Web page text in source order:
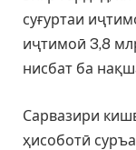
суғуртаи
иҷтимоӣ 3,8
нисбат ба
Сарвазири
ҳисоботӣ